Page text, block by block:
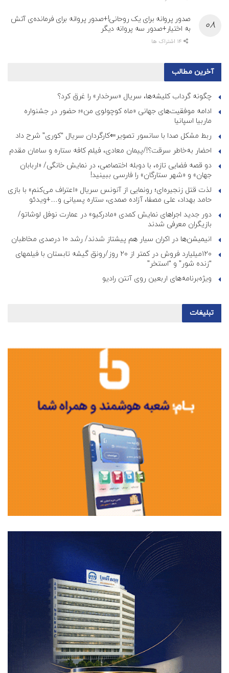
صدور پروانه برای یک روحانی!+صدور پروانه برای فرمانده‌ی آتش
به اختیار+صدور سه پروانه دیگر
آخرین مطالب
چگونه گرداب کلیشه‌ها، سریال «سرخدار» را غرق کرد؟
ادامه موفقیت‌های جهانی «ماه کوچولوی من»؛ حضور در جشنواره
ماربیا اسپانیا
ربط مشکل صدا با سانسور تصویر⇐کارگردان سریال “کوری” شرح داد
احضار به‌خاطر سرقت؟!/پیمان معادی، فیلم کافه ستاره و سامان مقدم
دو قصه فضایی تازه، با دوبله اختصاصی، در نمایش خانگی/ «اربابان
جهان» و «شهر ستارگان» را فارسی ببینید!
لذت قتل زنجیره‌ای؛ رونمایی از آنونس سریال «اعتراف می‌کنم» با بازی
حامد بهداد، علی مصفا، آزاده صمدی، ستاره پسیانی و…+ویدئو
دور جدید اجراهای نمایش کمدی «مادرکیو» در عمارت نوفل لوشاتو/
بازیگران معرفی شدند
انیمیشن‌ها در اکران سیار هم پیشتاز شدند/ رشد ۱۰ درصدی مخاطبان
۱۲۰میلیارد فروش در کمتر از ۲۰ روز/رونق گیشه تابستان با فیلمهای
“زنده شور” و “استخر”
ویژه‌برنامه‌های اربعین روی آنتن رادیو
تبلیغات